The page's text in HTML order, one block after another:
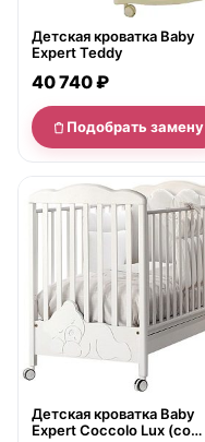
Детская кроватка Baby
Expert Teddy
40 740 ₽
Подобрать замену
Детская кроватка Baby
Expert Coccolo Lux (со